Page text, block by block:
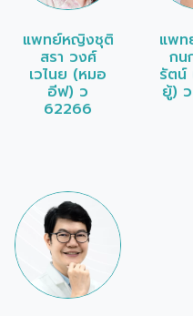
แพทย์หญิงชุติ
สรา วงศ์
เวไนย (หมอ
อีฟ) ว
62266
แพ
กน
รัตน์
ยู้)